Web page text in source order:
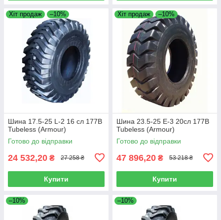
Хіт продаж –10%
Шина 17.5-25 L-2 16 сл 177B
Tubeless (Armour)
Готово до відправки
24 532,20 ₴ 27 258 ₴
Купити
Хіт продаж –10%
Шина 23.5-25 E-3 20сл 177B
Tubeless (Armour)
Готово до відправки
47 896,20 ₴ 53 218 ₴
Купити
–10% –10%